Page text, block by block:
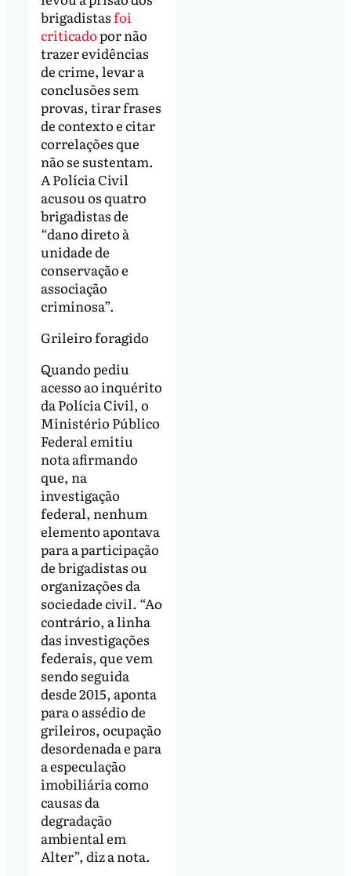
brigadistasfoi
criticadopor não
trazer evidências
de crime, levar a
conclusões sem
provas, tirar frases
de contexto e citar
correlações que
não se sustentam.
A Polícia Civil
acusou os quatro
brigadistas de
“dano direto à
unidade de
conservação e
associação
criminosa”.
Grileiro foragido
Quando pediu
acesso ao inquérito
da Polícia Civil, o
Ministério Público
Federal emitiu
nota afirmando
que, na
investigação
federal, nenhum
elemento apontava
para a participação
de brigadistas ou
organizações da
sociedade civil. “Ao
contrário, a linha
das investigações
federais, que vem
sendo seguida
desde 2015, aponta
para o assédio de
grileiros, ocupação
desordenada e para
a especulação
imobiliária como
causas da
degradação
ambiental em
Alter”, diz a nota.